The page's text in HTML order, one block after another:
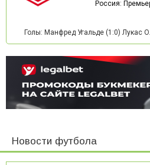
Россия:
Голы: Манфред Угальде (1:0) Лукас
Новости футбола